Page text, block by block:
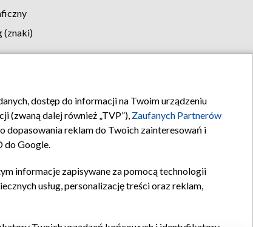
(znaki)
Kontakt
dostęp do informacji na Twoim urządzeniu
(zwaną dalej również „TVP”), Zaufanych Partnerów
dopasowania reklam do Twoich zainteresowań i
do Google.
informacje zapisywane za pomocą technologii
usług, personalizację treści oraz reklam,